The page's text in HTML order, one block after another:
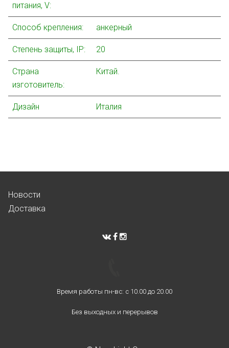
питания, V:
Способ крепления: анкерный
Степень защиты, IP: 20
Страна
изготовитель:
Китай.
Дизайн Италия
Новости
Доставка
Время работы пн-вс: с 10.00 до 20.00
Без выходных и перерывов